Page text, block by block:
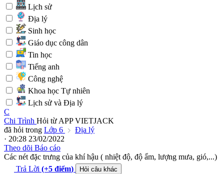
Lịch sử
Địa lý
Sinh học
Giáo dục công dân
Tin học
Tiếng anh
Công nghệ
Khoa học Tự nhiên
Lịch sử và Địa lý
C
Chi Trình Hỏi từ APP VIETJACK
đã hỏi trong Lớp 6
Địa lý
· 20:28 23/02/2022
Theo dõi Báo cáo
Các nét đặc trưng của khí hậu ( nhiệt độ, độ ẩm, lượng mưa, gió,...)
Trả Lời (+5 điểm) Hỏi câu khác